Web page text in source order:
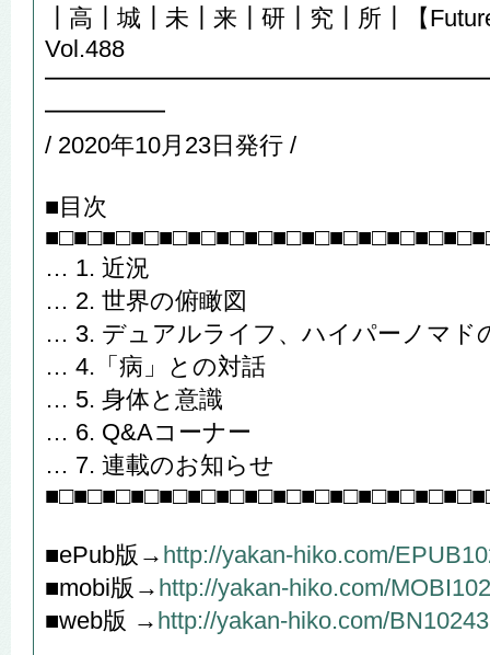
┃高┃城┃未┃来┃研┃究┃所┃【Future
Vol.488
━━━━━
/ 2020年10月23日発行 /
■目次
… 1. 近況
… 2. 世界の俯瞰図
… 3. デュアルライフ、ハイパーノマド
… 4.「病」との対話
… 5. 身体と意識
… 6. Q&Aコーナー
… 7. 連載のお知らせ
■ePub版→ http://yakan-hiko.com/
■mobi版→ http://yakan-hiko.com/
■web版 → http://yakan-hiko.com/BN10243